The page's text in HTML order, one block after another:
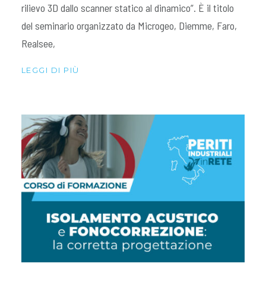
rilievo 3D dallo scanner statico al dinamico”. È il titolo
del seminario organizzato da Microgeo, Diemme, Faro,
Realsee,
LEGGI DI PIÙ